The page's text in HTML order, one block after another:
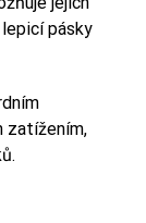
pásky
zatížením,